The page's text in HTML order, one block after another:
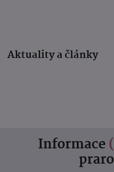
Aktuality a články
Informace